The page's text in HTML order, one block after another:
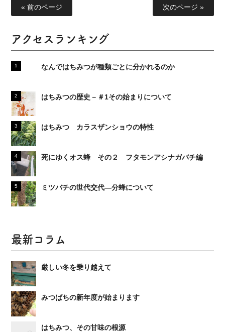
« 前のページ 次のページ »
アクセスランキング
なんではちみつが種類ごとに分かれるのか
はちみつの歴史－＃1その始まりについて
はちみつ カラスザンショウの特性
死にゆくオス蜂 その２ フタモンアシナガバチ編
ミツバチの世代交代―分蜂について
最新コラム
厳しい冬を乗り越えて
みつばちの新年度が始まります
はちみつ、その甘味の根源